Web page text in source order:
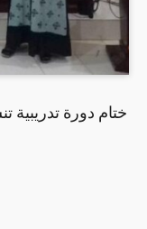
ختام دورة تدريبية